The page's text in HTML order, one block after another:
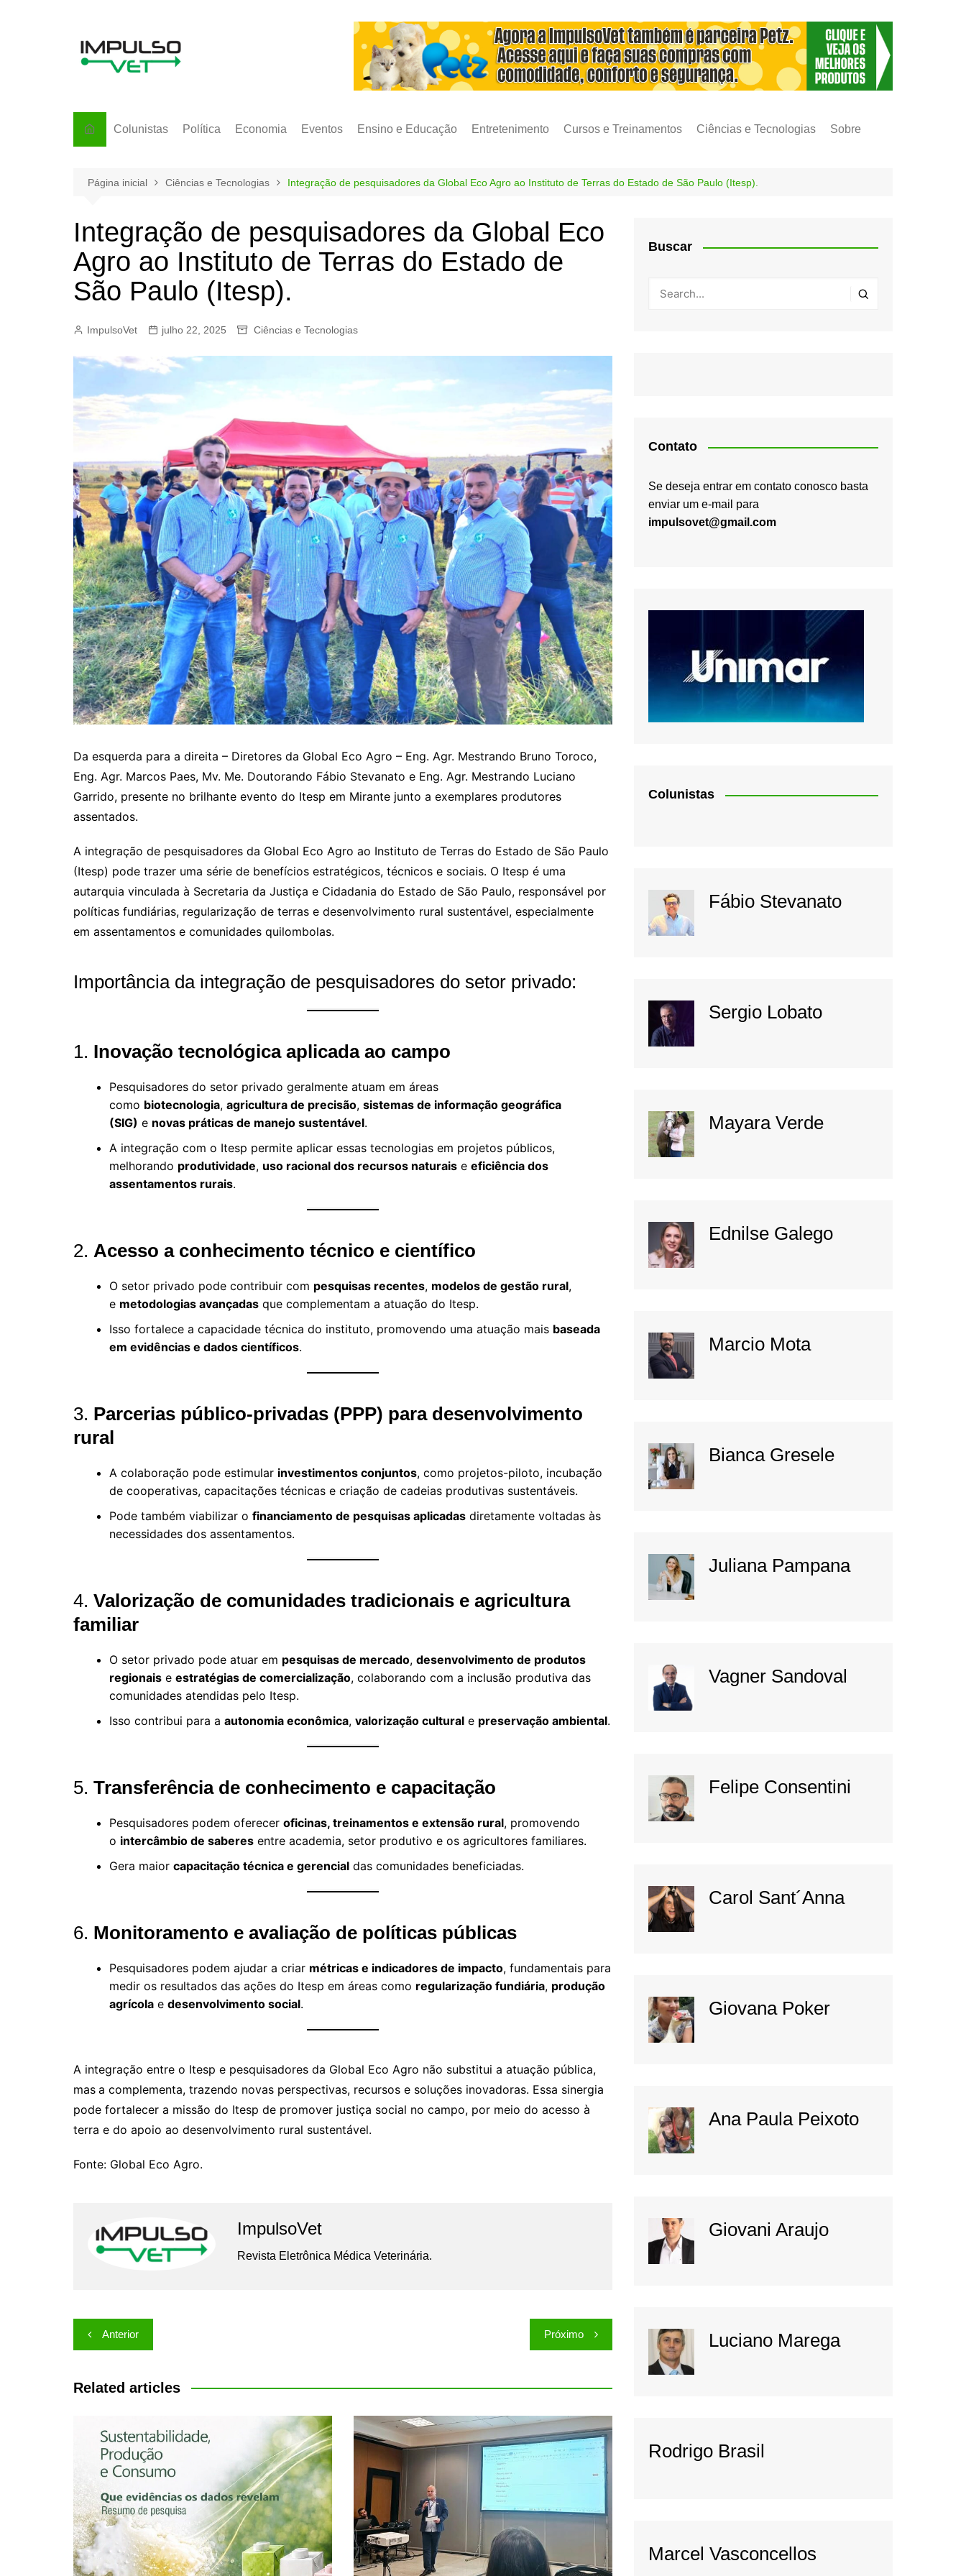
Colunistas Política Economia Eventos Ensino e Educação Entretenimento Cursos e Treinamentos Ciências e Tecnologias Sobre
Página inicial Ciências e Tecnologias Integração de pesquisadores da Global Eco Agro ao Instituto de Terras do Estado de São Paulo (Itesp).
Integração de pesquisadores da Global Eco
Agro ao Instituto de Terras do Estado de
São Paulo (Itesp).
ImpulsoVet julho 22, 2025 Ciências e Tecnologias
Da esquerda para a direita – Diretores da Global Eco Agro – Eng. Agr. Mestrando Bruno Toroco,
Eng. Agr. Marcos Paes, Mv. Me. Doutorando Fábio Stevanato e Eng. Agr. Mestrando Luciano
Garrido, presente no brilhante evento do Itesp em Mirante junto a exemplares produtores
assentados.
A integração de pesquisadores da Global Eco Agro ao Instituto de Terras do Estado de São Paulo
(Itesp) pode trazer uma série de benefícios estratégicos, técnicos e sociais. O Itesp é uma
autarquia vinculada à Secretaria da Justiça e Cidadania do Estado de São Paulo, responsável por
políticas fundiárias, regularização de terras e desenvolvimento rural sustentável, especialmente
em assentamentos e comunidades quilombolas.
Importância da integração de pesquisadores do setor privado:
1. Inovação tecnológica aplicada ao campo
Pesquisadores do setor privado geralmente atuam em áreas
como biotecnologia, agricultura de precisão, sistemas de informação geográfica
(SIG) e novas práticas de manejo sustentável.
A integração com o Itesp permite aplicar essas tecnologias em projetos públicos,
melhorando produtividade, uso racional dos recursos naturais e eficiência dos
assentamentos rurais.
2. Acesso a conhecimento técnico e científico
O setor privado pode contribuir com pesquisas recentes, modelos de gestão rural,
e metodologias avançadas que complementam a atuação do Itesp.
Isso fortalece a capacidade técnica do instituto, promovendo uma atuação mais baseada
em evidências e dados científicos.
3. Parcerias público-privadas (PPP) para desenvolvimento
rural
A colaboração pode estimular investimentos conjuntos, como projetos-piloto, incubação
de cooperativas, capacitações técnicas e criação de cadeias produtivas sustentáveis.
Pode também viabilizar o financiamento de pesquisas aplicadas diretamente voltadas às
necessidades dos assentamentos.
4. Valorização de comunidades tradicionais e agricultura
familiar
O setor privado pode atuar em pesquisas de mercado, desenvolvimento de produtos
regionais e estratégias de comercialização, colaborando com a inclusão produtiva das
comunidades atendidas pelo Itesp.
Isso contribui para a autonomia econômica, valorização cultural e preservação ambiental.
5. Transferência de conhecimento e capacitação
Pesquisadores podem oferecer oficinas, treinamentos e extensão rural, promovendo
o intercâmbio de saberes entre academia, setor produtivo e os agricultores familiares.
Gera maior capacitação técnica e gerencial das comunidades beneficiadas.
6. Monitoramento e avaliação de políticas públicas
Pesquisadores podem ajudar a criar métricas e indicadores de impacto, fundamentais para
medir os resultados das ações do Itesp em áreas como regularização fundiária, produção
agrícola e desenvolvimento social.
A integração entre o Itesp e pesquisadores da Global Eco Agro não substitui a atuação pública,
mas a complementa, trazendo novas perspectivas, recursos e soluções inovadoras. Essa sinergia
pode fortalecer a missão do Itesp de promover justiça social no campo, por meio do acesso à
terra e do apoio ao desenvolvimento rural sustentável.
Fonte: Global Eco Agro.
ImpulsoVet
Revista Eletrônica Médica Veterinária.
Navegação
de
Post
Anterior Próximo
Related articles
Buscar
Contato
Se deseja entrar em contato conosco basta
enviar um e-mail para
impulsovet@gmail.com
Colunistas
Fábio Stevanato
Sergio Lobato
Mayara Verde
Ednilse Galego
Marcio Mota
Bianca Gresele
Juliana Pampana
Vagner Sandoval
Felipe Consentini
Carol Sant´Anna
Giovana Poker
Ana Paula Peixoto
Giovani Araujo
Luciano Marega
Rodrigo Brasil
Marcel Vasconcellos